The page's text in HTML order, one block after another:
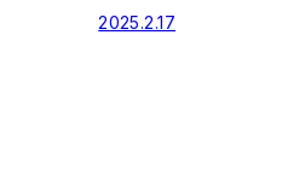
2025.2.17